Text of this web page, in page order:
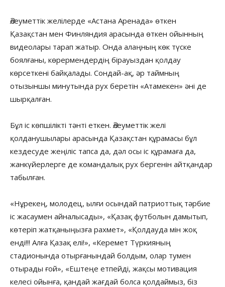
Әлеуметтік желілерде «Астана Аренада» өткен
Қазақстан мен Финляндия арасында өткен ойынның
видеолары тарап жатыр. Онда алаңның көк түске
боялғаны, көрермендердің бірауыздан қолдау
көрсеткені байқалады. Сондай-ақ, әр таймның
отызыншы минутында рух беретін «Атамекен» әні де
шырқалған.
Бұл іс көпшілікті тәнті еткен. Әлеуметтік желі
қолданушылары арасында Қазақстан құрамасы бұл
кездесуде жеңіліс тапса да, дәл осы іс құрамаға да,
жанкүйерлерге де командалық рух бергенін айтқандар
табылған.
«Нұрекең, молодец, ылғи осындай патриоттық тәрбие
іс жасаумен айналысады», «Қазақ футболын дамытып,
көтеріп жатқаныңызға рахмет», «Қолдауда мін жоқ
енді!!! Алға Қазақ елі!», «Керемет Түркияның
стадионында отырғанындай болдым, олар тумен
отырады ғой», «Ештеңе етпейді, жақсы мотивация
келесі ойынға, қандай жағдай болса қолдаймыз, біз